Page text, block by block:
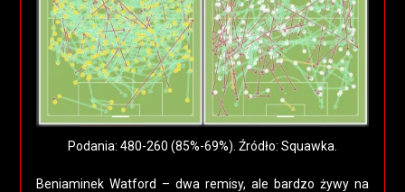
Podania: 480-260 (85%-69%). Źródło: Squawka.
Beniaminek Watford – dwa remisy, ale bardzo żywy na